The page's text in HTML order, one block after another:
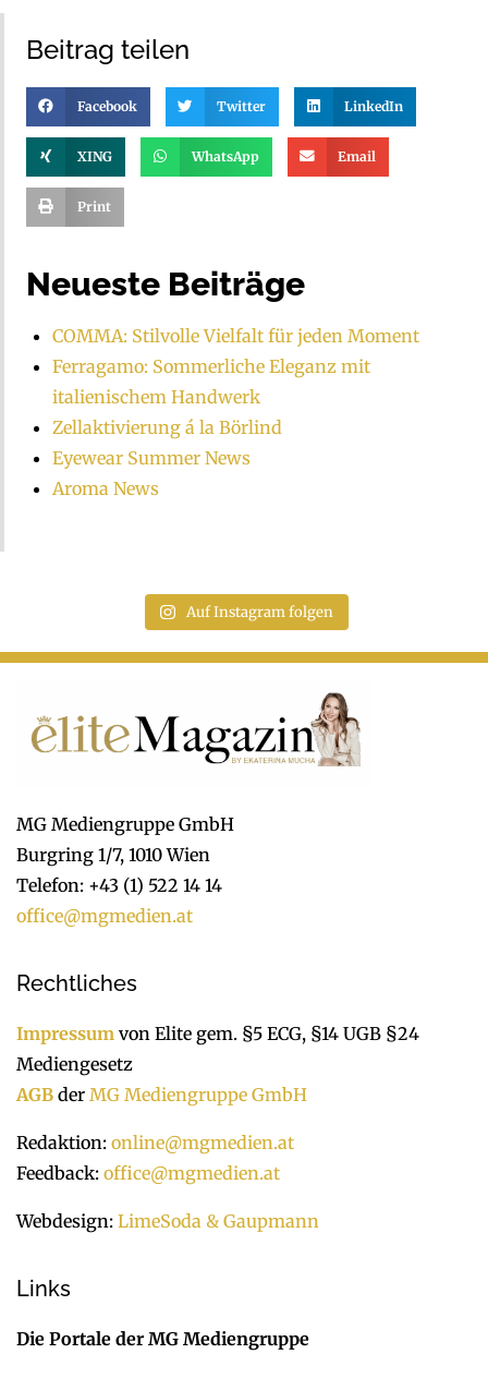
Beitrag teilen
Facebook Twitter LinkedIn
XING WhatsApp Email
Print
Neueste Beiträge
COMMA: Stilvolle Vielfalt für jeden Moment
Ferragamo: Sommerliche Eleganz mit
italienischem Handwerk
Zellaktivierung á la Börlind
Eyewear Summer News
Aroma News
Auf Instagram folgen
MG Mediengruppe GmbH
Burgring 1/7, 1010 Wien
Telefon: +43 (1) 522 14 14
office@mgmedien.at
Rechtliches
Impressum von Elite gem. §5 ECG, §14 UGB §24
Mediengesetz
AGB der MG Mediengruppe GmbH
Redaktion: online@mgmedien.at
Feedback: office@mgmedien.at
Webdesign: LimeSoda & Gaupmann
Links
Die Portale der MG Mediengruppe